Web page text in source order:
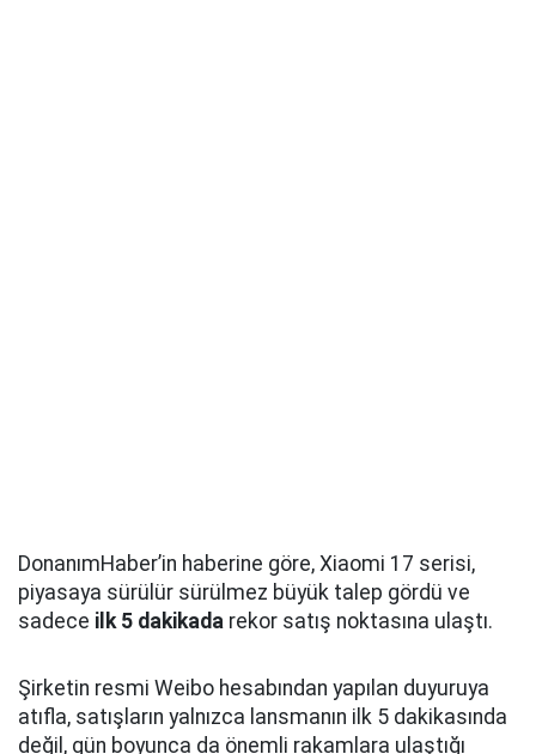
DonanımHaber’in haberine göre, Xiaomi 17 serisi,
piyasaya sürülür sürülmez büyük talep gördü ve
sadece ilk 5 dakikada rekor satış noktasına ulaştı.
Şirketin resmi Weibo hesabından yapılan duyuruya
atıfla, satışların yalnızca lansmanın ilk 5 dakikasında
değil, gün boyunca da önemli rakamlara ulaştığı